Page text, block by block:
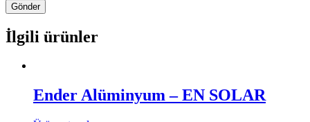
İlgili ürünler
Ender Alüminyum – EN SOLAR